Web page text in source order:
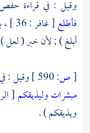
وقيل : في قراءة
فأطلع
[
أبلغ ) ; لأن خبر ( لعل )
[ص: وقيل :
مبشرات وليذيقكم
ويذيقكم ) .